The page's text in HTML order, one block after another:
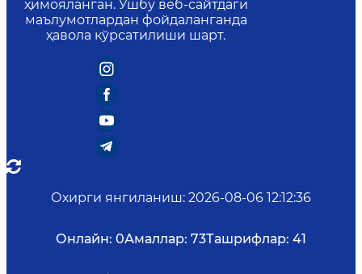
ҳимояланган. Ушбу веб-сайтдаги
маълумотлардан фойдаланганда
ҳавола кўрсатилиши шарт.
Охирги янгиланиш: 2026-08-06 12:12:36
Онлайн: 0Амаллар: 73Ташрифлар: 41